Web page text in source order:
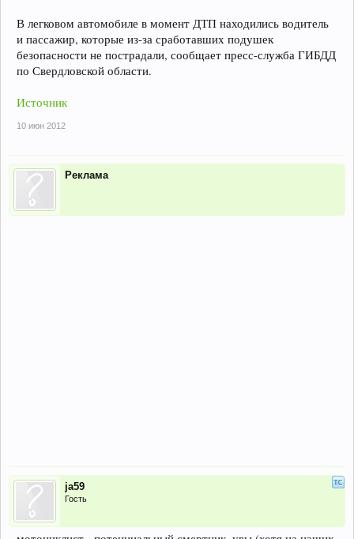
В легковом автомобиле в момент ДТП находились водитель
и пассажир, которые из-за сработавших подушек
безопасности не пострадали, сообщает пресс-служба ГИБДД
по Свердловской области.
Источник
10 июн 2012
Реклама
ja59
Гость